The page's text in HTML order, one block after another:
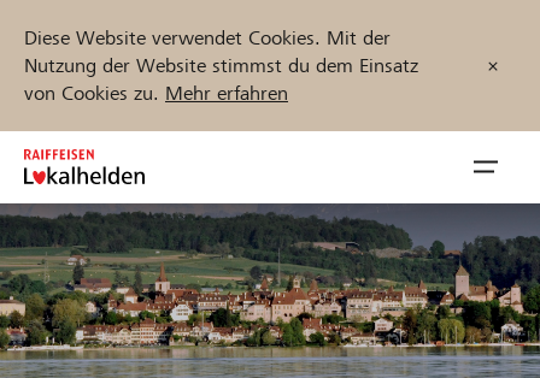
Diese Website verwendet Cookies. Mit der
Nutzung der Website stimmst du dem Einsatz
von Cookies zu. Mehr erfahren
Zum
Inhalt
springen
öffnen
Jetzt starten